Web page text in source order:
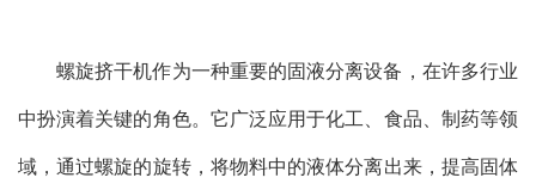
螺旋挤干机作为一种重要的固液分离设备，在许多行业
中扮演着关键的角色。它广泛应用于化工、食品、制药等领
域，通过螺旋的旋转，将物料中的液体分离出来，提高固体